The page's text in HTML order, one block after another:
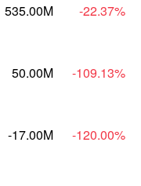
535.00M -22.37%
50.00M -109.13%
-17.00M -120.00%